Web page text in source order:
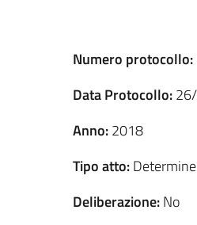
Numero protocollo:
Data Protocollo:
Anno:2018
Tipo atto:
Deliberazione:No